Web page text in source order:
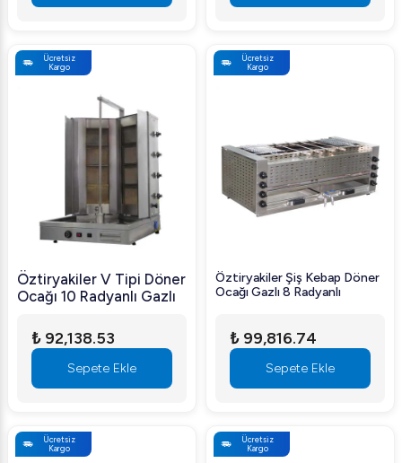
Ücretsiz
Kargo
Öztiryakiler V Tipi Döner
Ocağı 10 Radyanlı Gazlı
₺ 92,138.53
Sepete Ekle
Ücretsiz
Kargo
Öztiryakiler Şiş Kebap Döner
Ocağı Gazlı 8 Radyanlı
₺ 99,816.74
Sepete Ekle
Ücretsiz
Kargo
Ücretsiz
Kargo